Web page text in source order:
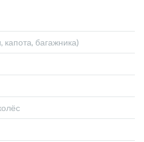
багажника)